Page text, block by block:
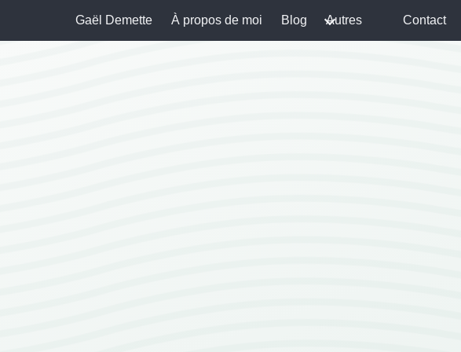
Gaël Demette À propos de moi Blog Autres Contact